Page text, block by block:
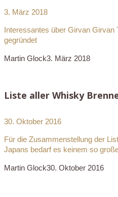
3. März 2018
Interessantes über Girvan
gegründet
Martin Glock3. März 2018
Liste aller Whisky
30. Oktober 2016
Für die Zusammenstellung der
Japans bedarf es keinem so
Martin Glock30. Oktober 2016